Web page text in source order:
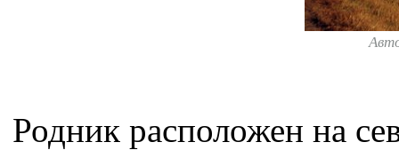
Родник расположен на